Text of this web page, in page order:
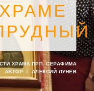
ХРАМЕ
ХРАМА ПРП. СЕРАФИМА
АВТОР: I. АЛЕКСИЙ ЛУНЁВ